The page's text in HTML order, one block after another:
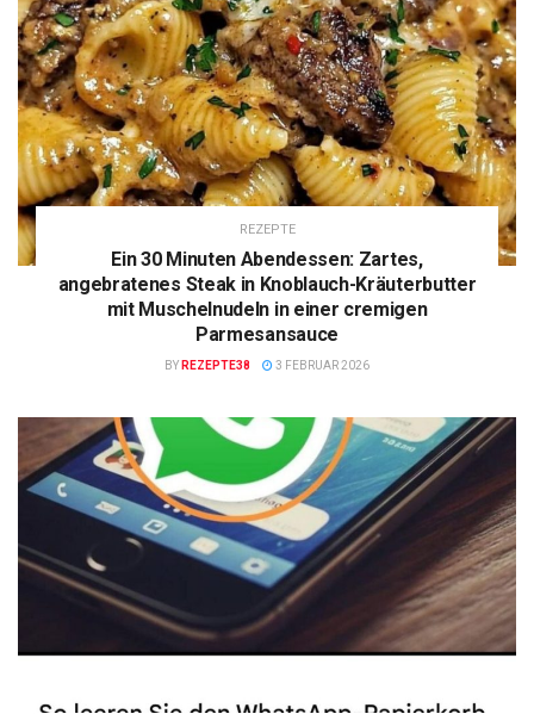
REZEPTE
Ein 30 Minuten Abendessen: Zartes,
angebratenes Steak in Knoblauch-Kräuterbutter
mit Muschelnudeln in einer cremigen
Parmesansauce
BY REZEPTE38 3 FEBRUAR 2026